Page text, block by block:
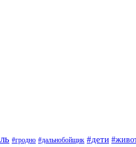
#гродно #дальнобойщик #дети